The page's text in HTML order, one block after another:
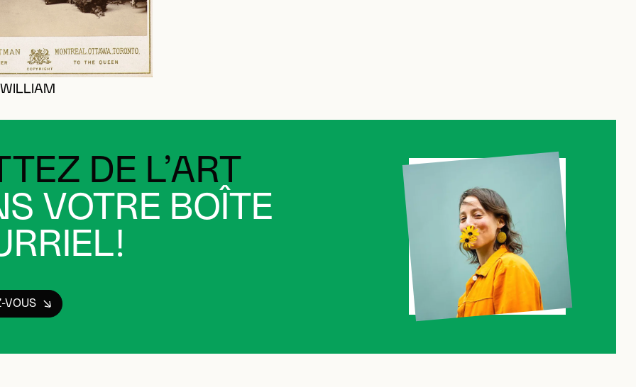
DE L’ART
VOTRE BOÎTE
VOUS